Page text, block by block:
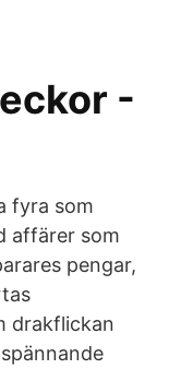
-
fyra som
affärer som
pengar,
drakflickan